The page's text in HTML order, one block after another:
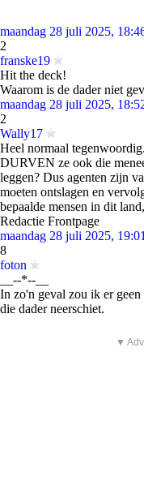
maandag 28 juli 2025,
2
franske19
Hit the deck!
Waarom is de dader niet
maandag 28 juli 2025,
2
Wally17
Heel normaal
DURVEN ze ook die
leggen? Dus agenten zijn
moeten ontslagen en
bepaalde mensen in dit
Redactie Frontpage
maandag 28 juli 2025,
8
foton
__--*--__
In zo'n geval zou ik er
die dader neerschiet.
▼